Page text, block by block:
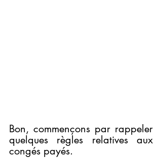
Bon, commençons par rappeler
quelques règles relatives aux
congés payés.